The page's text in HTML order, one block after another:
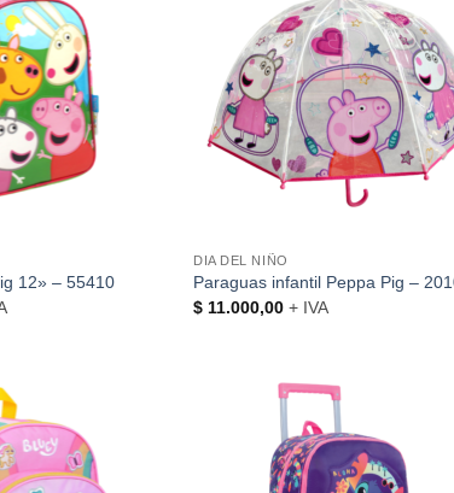
12» – 55410
DIA DEL NIÑO
Paraguas infantil Peppa Pig –
$ 11.000,00 + IVA